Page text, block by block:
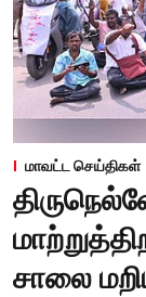
மாவட்ட செய்திகள்
சாலை